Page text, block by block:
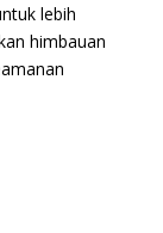
lebih
himbauan